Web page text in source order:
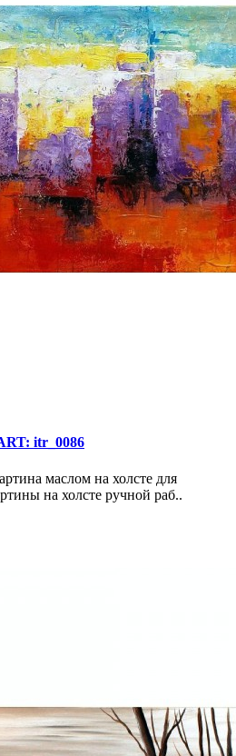
itr_0086
маслом на холсте для
на холсте ручной раб..